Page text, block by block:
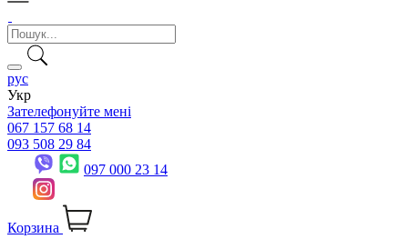
рус
Укр
Зателефонуйте мені
067 157 68 14
093 508 29 84
097 000 23 14
Корзина